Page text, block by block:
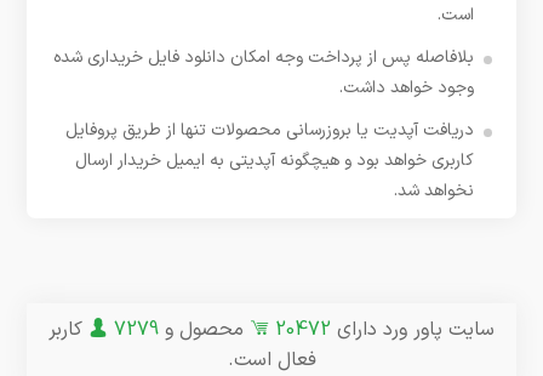
است.
بلافاصله پس از پرداخت وجه امکان دانلود فایل خریداری شده
وجود خواهد داشت.
دریافت آپدیت یا بروزرسانی محصولات تنها از طریق پروفایل
کاربری خواهد بود و هیچگونه آپدیتی به ایمیل خریدار ارسال
نخواهد شد.
سایت پاور ورد دارای 20472 محصول و 7279
کاربر
فعال است.